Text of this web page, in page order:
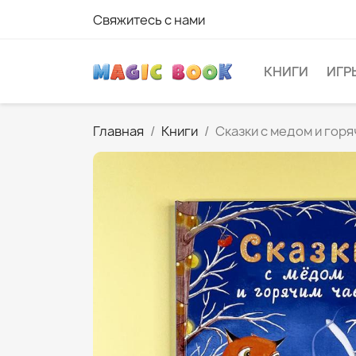
Свяжитесь с нами
КНИГИ
Главная Книги Сказки с медом и